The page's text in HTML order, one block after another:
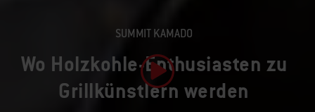
SUMMIT KAMADO
Wo Holzkohle-Enthusiasten zu
Grillkünstlern werden
Video abspielen